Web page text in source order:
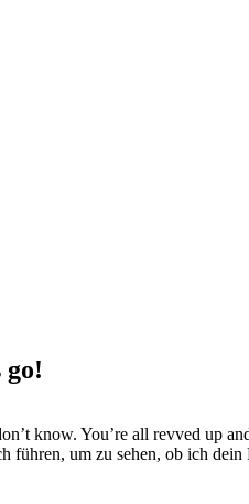
go!
know. You’re all revved up
führen, um zu sehen, ob ich